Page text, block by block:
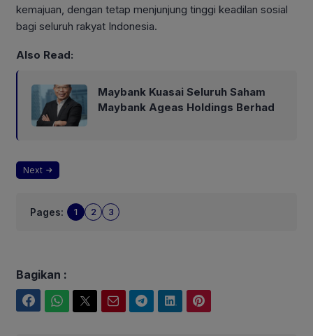
kemajuan, dengan tetap menjunjung tinggi keadilan sosial
bagi seluruh rakyat Indonesia.
Also Read:
Maybank Kuasai Seluruh Saham
Maybank Ageas Holdings Berhad
Next
Pages: 1 2 3
Bagikan :